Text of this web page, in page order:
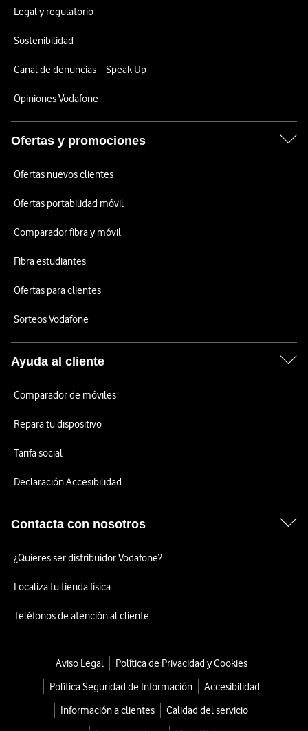
Legal y regulatorio
Sostenibilidad
Canal de denuncias – Speak Up
Opiniones Vodafone
Ofertas y promociones
Ofertas nuevos clientes
Ofertas portabilidad móvil
Comparador fibra y móvil
Fibra estudiantes
Ofertas para clientes
Sorteos Vodafone
Ayuda al cliente
Comparador de móviles
Repara tu dispositivo
Tarifa social
Declaración Accesibilidad
Contacta con nosotros
¿Quieres ser distribuidor Vodafone?
Localiza tu tienda física
Teléfonos de atención al cliente
Aviso Legal
Política de Privacidad y Cookies
Política Seguridad de Información
Accesibilidad
Información a clientes
Calidad del servicio